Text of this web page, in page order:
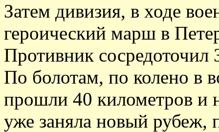
Затем дивизия, в ходе
героический марш в
Противник сосредоточил
По болотам, по колено в
прошли 40 километров и
уже заняла новый